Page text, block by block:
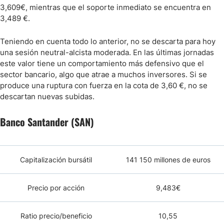
3,609€, mientras que el soporte inmediato se encuentra en
3,489 €.
Teniendo en cuenta todo lo anterior, no se descarta para hoy
una sesión neutral-alcista moderada. En las últimas jornadas
este valor tiene un comportamiento más defensivo que el
sector bancario, algo que atrae a muchos inversores. Si se
produce una ruptura con fuerza en la cota de 3,60 €, no se
descartan nuevas subidas.
Banco Santander (SAN)
Capitalización bursátil 141 150 millones de euros
Precio por acción 9,483€
Ratio precio/beneficio 10,55